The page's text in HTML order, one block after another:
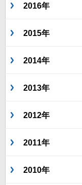
2016年
2015年
2014年
2013年
2012年
2011年
2010年